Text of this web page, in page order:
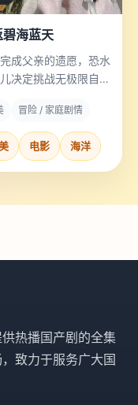
碧海蓝天
成父亲的遗愿，恐水
决定挑战无极限自由
冒险 / 家庭剧情
电影 海洋
热播国产剧的全集
致力于服务广大国